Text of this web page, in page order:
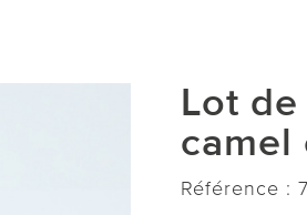
Lot
camel
Référence :